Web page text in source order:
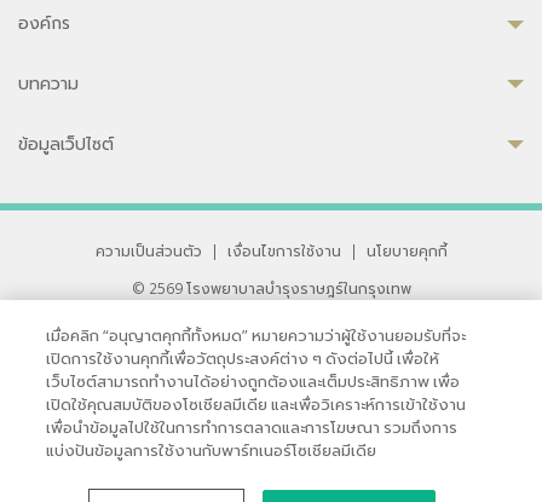
องค์กร
บทความ
ข้อมูลเว็ปไซต์
ความเป็นส่วนตัว | เงื่อนไขการใช้งาน |
นโยบายคุกกี้
© 2569 โรงพยาบาลบำรุงราษฎร์ในกรุงเทพ
33 สุขุมวิท ซอย 3 เขตวัฒนา กรุงเทพ 10110 ประเทศไทย
หากท่านมีข้อคิดเห็นหรือปัญหาในการใช้เว็บไซต์ของเรา
เมื่อคลิก “อนุญาตคุกกี้ทั้งหมด” หมายความว่าผู้ใช้งานยอมรับที่จะ
เปิดการใช้งานคุกกี้เพื่อวัตถุประสงค์ต่าง ๆ ดังต่อไปนี้ เพื่อให้
เว็บไซต์สามารถทำงานได้อย่างถูกต้องและเต็มประสิทธิภาพ เพื่อ
เปิดใช้คุณสมบัติของโซเชียลมีเดีย และเพื่อวิเคราะห์การเข้าใช้งาน
เพื่อนำข้อมูลไปใช้ในการทำการตลาดและการโฆษณา รวมถึงการ
แบ่งปันข้อมูลการใช้งานกับพาร์ทเนอร์โซเชียลมีเดีย